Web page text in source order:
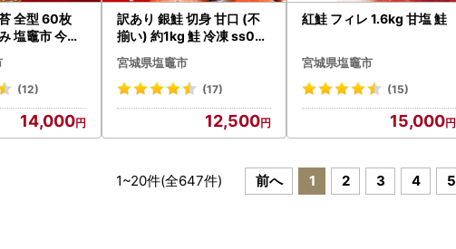
全型 60枚
塩竈市 今野
(12)
14,000
訳あり 銀鮭 切身 甘口 (不
揃い) 約1kg 鮭 冷凍 ss00
006
宮城県塩竈市
(17)
12,500
紅鮭 フィレ 1.6kg 甘塩 鮭
宮城県塩竈市
(15)
15,000
1~20件(全647件) 前へ 1 2 3 4 5